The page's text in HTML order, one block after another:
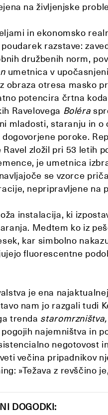
na življenjske
in ekonomsko
razstave:
družbenih norm,
umetnica v
obraza otresa masko
potencira črtna
Ravelovega Boléra
mladosti, staranju in o
poroke.
zložil pri 53 letih
je umetnica
se vzorce
nepripravljene na
instalacija, ki
Medtem ko iz
kar simbolno
fluorescentne
je ena
nam jo razgali tudi
trenda staromrzništva,
najemništva in
negotovost
večina pripadnikov
»Težava z revščino
DOGODKI: